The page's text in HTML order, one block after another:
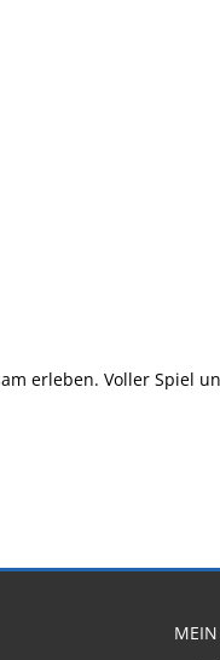
erleben. Voller Spiel